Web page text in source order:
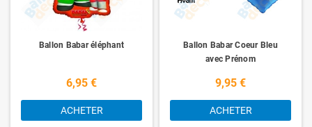
souvenirs ou encore les cadeaux personnalisés. Grâce à notre service
rapide et à nos prix attractifs, organiser une fête devient un vrai plaisir.
Faites comme Babar : célébrez la joie, la couleur et la fête avec
Ballonsdeco.com — votre site de vente en ligne de ballons décoratifs
Ballonsdeco.com – Des ballons, de la déco, et un peu de magie avec
Ballon Babar éléphant
6,95 €
ACHETER
Ballon Babar Coeur Bleu
avec Prénom
9,95 €
ACHETER